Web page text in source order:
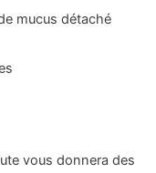
mucus détaché
vous donnera des